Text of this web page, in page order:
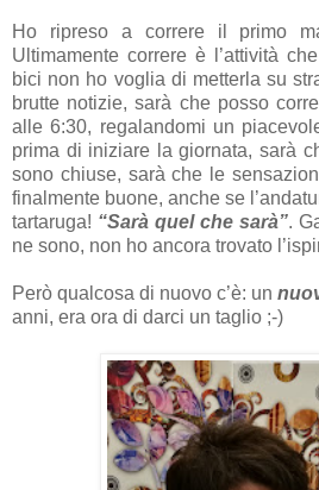
Ho ripreso a correre il primo
Ultimamente correre è l’attività
bici non ho voglia di metterla su
brutte notizie, sarà che posso
alle 6:30, regalandomi un
prima di iniziare la giornata, sarà
sono chiuse, sarà che le
finalmente buone, anche se
tartaruga! “Sarà quel che sarà”.
ne sono, non ho ancora trovato
Però qualcosa di nuovo c’è: un
anni, era ora di darci un taglio ;-)